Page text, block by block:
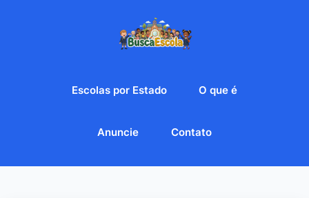
Escolas por Estado O que é
Anuncie Contato